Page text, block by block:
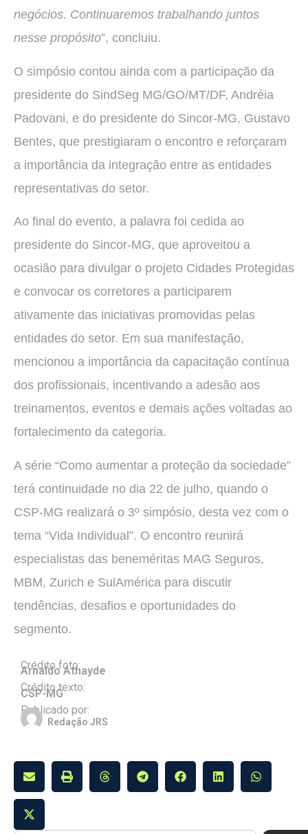
negócios. Continuaremos trabalhando juntos
nesse propósito”, concluiu.
O simpósio contou ainda com a participação da
presidente do SindSeg MG/GO/MT/DF, Andréia
Padovani, e do presidente do Sincor-MG, Gustavo
Bentes, que prestigiaram o encontro e reforçaram
a importância da integração entre as entidades
representativas do setor.
Ao final do evento, a palavra foi cedida ao
presidente do Sincor-MG, que aproveitou a
ocasião para divulgar o projeto Cidades Protegidas
e convocar os corretores a participarem
ativamente das iniciativas promovidas pelas
entidades do setor. Em sua manifestação,
mencionou a importância da capacitação contínua
dos profissionais, incentivando a adesão aos
treinamentos, eventos e demais ações voltadas ao
fortalecimento da categoria.
A série “Como aumentar a proteção da sociedade”
terá continuidade no dia 22 de julho, quando o
CSP-MG realizará o 3º simpósio, desta vez com o
tema “Vida Individual”. O encontro reunirá
especialistas das beneméritas MAG Seguros,
MBM, Zurich e SulAmérica para discutir
tendências, desafios e oportunidades do
segmento.
Crédito foto:
Arnaldo Athayde
Crédito texto:
CSP-MG
Publicado por:
Redação JRS